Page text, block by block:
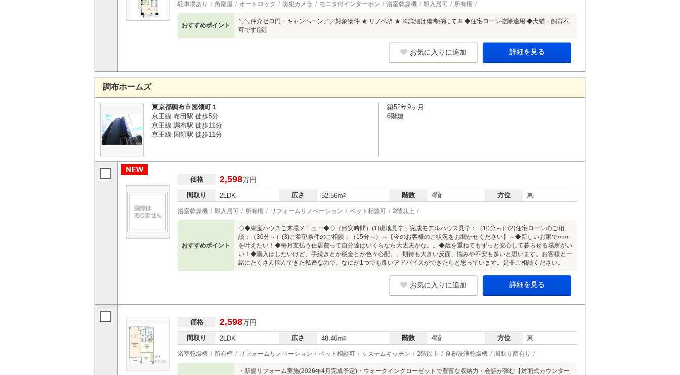
駐車場あり 角部屋 オートロック 防犯カメラ モニタ付インターホン 浴室乾燥機 即入居可 所有権
おすすめポイント
＼＼仲介ゼロ円・キャンペーン／／対象物件 ★ リノベ済 ★ ※詳細は備考欄にて※ ◆住宅ローン控除適用 ◆犬猫・飼育不
可です(涙)
お気に入りに追加 詳細を見る
調布ホームズ
東京都調布市国領町１
京王線 布田駅 徒歩5分
京王線 調布駅 徒歩11分
京王線 国領駅 徒歩11分
築52年9ヶ月
6階建
価格 2,598万円
間取り 2LDK 広さ 52.56m2 階数 4階 方位 東
浴室乾燥機 即入居可 所有権 リフォームリノベーション ペット相談可 2階以上
おすすめポイント
◇◆東宝ハウスご来場メニュー◆◇（目安時間）(1)現地見学・完成モデルハウス見学：（10分～）(2)住宅ローンのご相
談：（30分～）(3)ご希望条件のご相談：（15分～）～【今のお客様のご状況をお聞かせください】～◆新しいお家で○○○
を叶えたい！◆毎月支払う住居費って自分達はいくらなら大丈夫かな。。◆歳を重ねてもずっと安心して暮らせる場所がい
い！◆購入はしたいけど、手続きとか税金とか色々心配。。期待も大きい反面、悩みや不安も多いと思います。お客様と一
緒にたくさん悩んできた私達なので、なにか1つでも良いアドバイスができたらと思っています。是非ご相談ください。
お気に入りに追加 詳細を見る
価格 2,598万円
間取り 2LDK 広さ 48.46m2 階数 4階 方位 東
浴室乾燥機 所有権 リフォームリノベーション ペット相談可 システムキッチン 2階以上 食器洗浄乾燥機 間取り図有り
・新規リフォーム実施(2026年4月完成予定)・ウォークインクローゼットで豊富な収納力・会話が弾む【対面式カウンター